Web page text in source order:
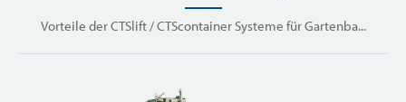
Vorteile der CTSlift / CTScontainer Systeme für Gartenba...